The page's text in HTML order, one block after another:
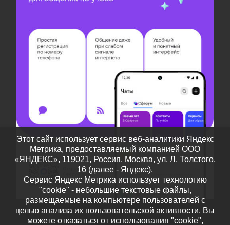
Этот сайт использует сервис веб-аналитики Яндекс
Метрика, предоставляемый компанией ООО
«ЯНДЕКС», 119021, Россия, Москва, ул. Л. Толстого,
16 (далее - Яндекс).
Сервис Яндекс Метрика использует технологию
"cookie" - небольшие текстовые файлы,
размещаемые на компьютере пользователей с
целью анализа их пользовательской активности. Вы
можете отказаться от использования "cookie",